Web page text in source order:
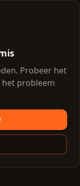
Probeer het
probleem